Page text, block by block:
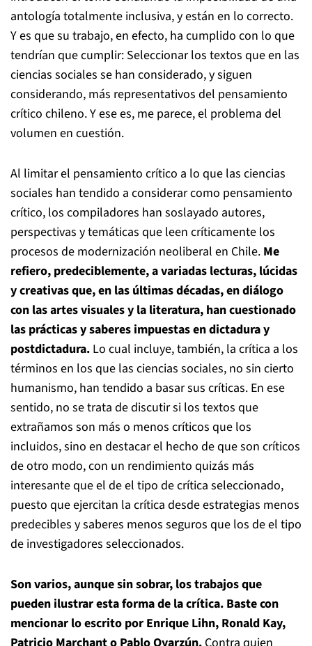
antología totalmente inclusiva, y están en lo correcto.
Y es que su trabajo, en efecto, ha cumplido con lo que
tendrían que cumplir: Seleccionar los textos que en las
ciencias sociales se han considerado, y siguen
considerando, más representativos del pensamiento
crítico chileno. Y ese es, me parece, el problema del
volumen en cuestión.
Al limitar el pensamiento crítico a lo que las ciencias
sociales han tendido a considerar como pensamiento
crítico, los compiladores han soslayado autores,
perspectivas y temáticas que leen críticamente los
procesos de modernización neoliberal en Chile. Me
refiero, predeciblemente, a variadas lecturas, lúcidas
y creativas que, en las últimas décadas, en diálogo
con las artes visuales y la literatura, han cuestionado
las prácticas y saberes impuestas en dictadura y
postdictadura. Lo cual incluye, también, la crítica a los
términos en los que las ciencias sociales, no sin cierto
humanismo, han tendido a basar sus críticas. En ese
sentido, no se trata de discutir si los textos que
extrañamos son más o menos críticos que los
incluidos, sino en destacar el hecho de que son críticos
de otro modo, con un rendimiento quizás más
interesante que el de el tipo de crítica seleccionado,
puesto que ejercitan la crítica desde estrategias menos
predecibles y saberes menos seguros que los de el tipo
de investigadores seleccionados.
Son varios, aunque sin sobrar, los trabajos que
pueden ilustrar esta forma de la crítica. Baste con
mencionar lo escrito por Enrique Lihn, Ronald Kay,